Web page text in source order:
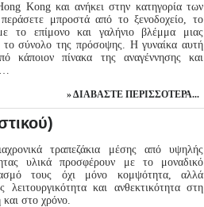
Kong και ανήκει στην κατηγορία των
μπροστά από το ξενοδοχείο, το
το επίμονο και γαλήνιο βλέμμα μιας
το σύνολο της πρόσοψης. Η γυναίκα αυτή
κάποιον πίνακα της αναγέννησης και
ΔΙΑΒΆΣΤΕ ΠΕΡΙΣΣΌΤΕΡΑ...
τραπεζάκια μέσης από υψηλής
υλικά προσφέρουν με το μοναδικό
τους όχι μόνο κομψότητα, αλλά
λειτουργικότητα και ανθεκτικότητα στη
και στο χρόνο.